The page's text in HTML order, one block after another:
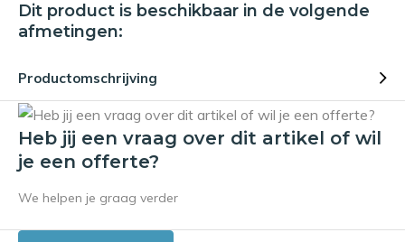
Dit product is beschikbaar in de volgende
afmetingen:
Productomschrijving
Heb jij een vraag over dit artikel of wil
je een offerte?
We helpen je graag verder